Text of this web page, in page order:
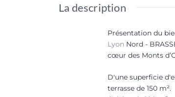
La description
Présentation du
Lyon Nord -
cœur des Monts
D'une superficie
terrasse de 150 m².